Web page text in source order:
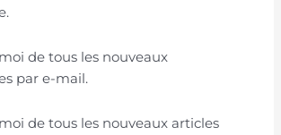
de tous les nouveaux
par e-mail.
de tous les nouveaux articles